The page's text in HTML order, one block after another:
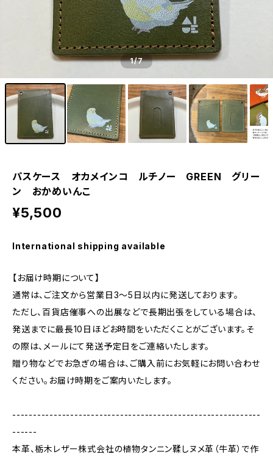
1/7
パスケース オカメインコ ルチノー GREEN グリー
ン おかめいんこ
¥5,500
International shipping available
【お届け時期について】
通常は、ご注文から営業日3〜5日以内に発送しております。
ただし、百貨店催事への出展などで長期出張をしている場合は、
発送までに最長10日ほどお時間をいただくことがございます。そ
の際は、メールにて発送予定日をご連絡いたします。
贈り物などでお急ぎの場合は、ご購入前にお気軽にお問い合わせ
ください。お届け時期をご案内いたします。
------------------------------------------------------------
------
本革、栃木レザー株式会社の植物タンニン鞣しヌメ革（牛革）で作